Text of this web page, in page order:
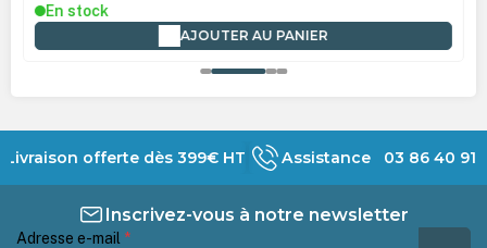
En stock
AJOUTER AU PANIER
Livraison offerte dès 399€ HT Assistance 03 86 40 91
Inscrivez-vous à notre newsletter
Adresse e-mail *